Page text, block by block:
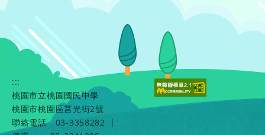
:::
桃園市立桃園國民中學
桃園市桃園區莒光街2號
聯絡電話
03-3358282
|